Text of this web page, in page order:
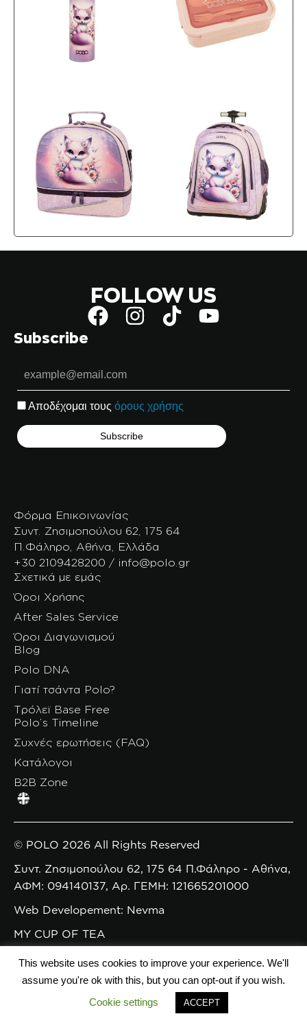
FOLLOW US
Subscribe
Αποδέχομαι τους όρους χρήσης
Φόρμα Επικοινωνίας
Συντ. Ζησιμοπούλου 62, 175 64
Π.Φάληρο, Αθήνα, Ελλάδα
+30 2109428200 / info@polo.gr
Σχετικά με εμάς
Όροι Χρήσης
After Sales Service
Όροι Διαγωνισμού
Blog
Polo DNA
Γιατί τσάντα Polo?
Τρόλεϊ Base Free
Polo’s Timeline
Συχνές ερωτήσεις (FAQ)
Κατάλογοι
B2B Zone
© POLO 2026 All Rights Reserved
Συντ. Ζησιμοπούλου 62, 175 64 Π.Φάληρο - Αθήνα,
ΑΦΜ: 094140137, Αρ. ΓΕΜΗ: 121665201000
Web Developement: Nevma
MY CUP OF TEA
This website uses cookies to improve your experience. We'll
assume you're ok with this, but you can opt-out if you wish.
Cookie settings
ACCEPT